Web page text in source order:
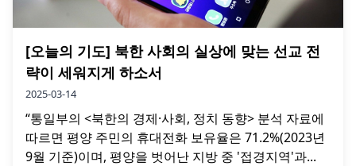
[오늘의 기도] 북한 사회의 실상에 맞는 선교 전
략이 세워지게 하소서
2025-03-14
“통일부의 <북한의 경제·사회, 정치 동향> 분석 자료에
따르면 평양 주민의 휴대전화 보유율은 71.2%(2023년
9월 기준)이며, 평양을 벗어난 지방 중 '접경지역'과...